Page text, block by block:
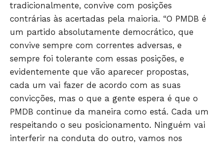
OPINIÃO
GERAL
EDUCAÇÃO
AGRONOTÍCIAS
ÚLTIMAS NOTÍCIAS
tradicionalmente, convive com posições
contrárias às acertadas pela maioria. “O PMDB é
um partido absolutamente democrático, que
convive sempre com correntes adversas, e
sempre foi tolerante com essas posições, e
evidentemente que vão aparecer propostas,
cada um vai fazer de acordo com as suas
convicções, mas o que a gente espera é que o
PMDB continue da maneira como está. Cada um
respeitando o seu posicionamento. Ninguém vai
interferir na conduta do outro, vamos nos